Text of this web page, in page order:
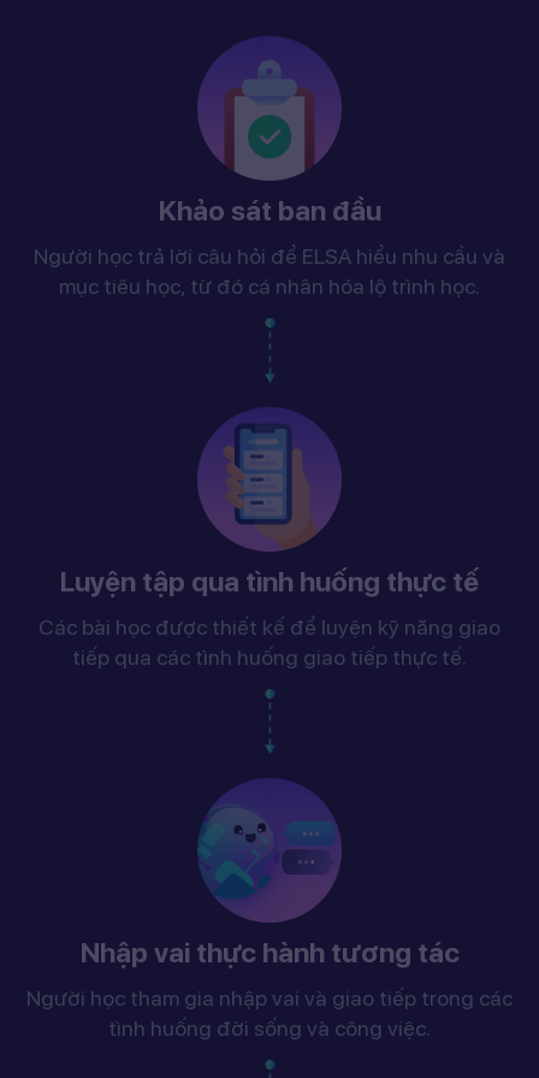
Khảo sát ban đầu
Người học trả lời câu hỏi để ELSA hiểu nhu cầu và
mục tiêu học, từ đó cá nhân hóa lộ trình học.
Luyện tập qua tình huống thực tế
Các bài học được thiết kế để luyện kỹ năng giao
tiếp qua các tình huống giao tiếp thực tế.
Nhập vai thực hành tương tác
Người học tham gia nhập vai và giao tiếp trong các
tình huống đời sống và công việc.